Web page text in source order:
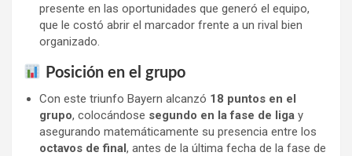
presente en las oportunidades que generó el equipo,
que le costó abrir el marcador frente a un rival bien
organizado.
Posición en el grupo
Con este triunfo Bayern alcanzó 18 puntos en el
grupo, colocándose segundo en la fase de liga y
asegurando matemáticamente su presencia entre los
octavos de final, antes de la última fecha de la fase de